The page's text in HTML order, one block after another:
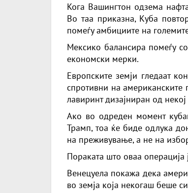
Кога Вашингтон одзема
Во таа приказна, Куба
помеѓу амбициите на
Мексико балансира помеѓу
економски мерки.
Европските земји гледаат
спротивни на американските
лавиринт дизајниран од некој
Ако во одреден момент
Трамп, тоа ќе биде одлука
на преживување, а не на
Пораката што оваа
Венецуела покажа дека
во земја која некогаш беше